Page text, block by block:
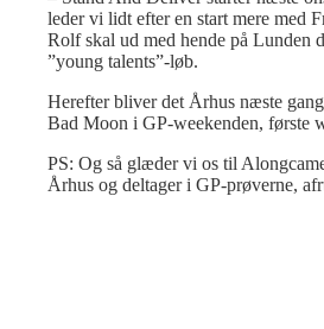
leder vi lidt efter en start mere med
Rolf skal ud med hende på Lunden
”young talents”-løb.
Herefter bliver det Århus næste
Bad Moon i GP-weekenden, første
PS: Og så glæder vi os til
Århus og deltager i GP-prøverne,